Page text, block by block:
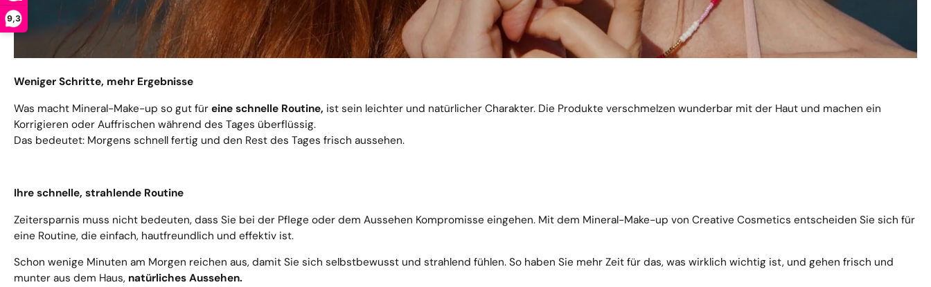
9,3
Weniger Schritte, mehr Ergebnisse
Was macht Mineral-Make-up so gut für eine schnelle Routine, ist sein leichter und natürlicher Charakter. Die Produkte verschmelzen wunderbar mit der Haut und machen ein
Korrigieren oder Auffrischen während des Tages überflüssig.
Das bedeutet: Morgens schnell fertig und den Rest des Tages frisch aussehen.
Ihre schnelle, strahlende Routine
Zeitersparnis muss nicht bedeuten, dass Sie bei der Pflege oder dem Aussehen Kompromisse eingehen. Mit dem Mineral-Make-up von Creative Cosmetics entscheiden Sie sich für
eine Routine, die einfach, hautfreundlich und effektiv ist.
Schon wenige Minuten am Morgen reichen aus, damit Sie sich selbstbewusst und strahlend fühlen. So haben Sie mehr Zeit für das, was wirklich wichtig ist, und gehen frisch und
munter aus dem Haus, natürliches Aussehen.